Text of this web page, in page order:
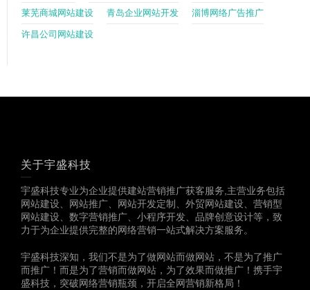
莱芜商城网站建设 青岛企业网站开发 淄博网络广告推广
许昌公司网站建设
关于宇盛科技
宇盛科技专业为企业提供建站营销推广获客服务,主营业务包括
网站建设、网站推广、网站开发定制、外贸网站建设、营销型
网站建设、数字营销推广、小程序开发、品牌创意设计等，致
力于为企业提供完整的网络营销一站式解决方案服务。
宇盛科技深知，我们不是为了做网站而做网站，不是为了推广
而推广！而是为了营销而做网站，为了效果而做推广！携手宇
盛科技，突破网络营销瓶颈，开启全网营销新格局！